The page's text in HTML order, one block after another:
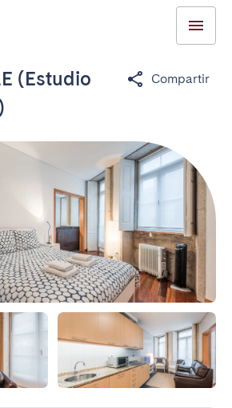
(Estudio
Compartir